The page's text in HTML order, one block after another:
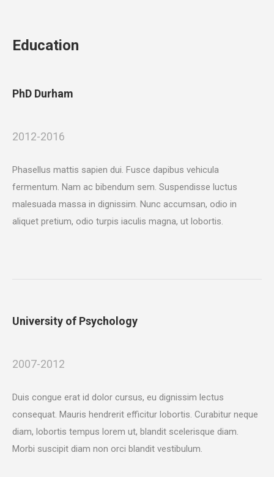
Education
PhD Durham
2012-2016
Phasellus mattis sapien dui. Fusce dapibus vehicula
fermentum. Nam ac bibendum sem. Suspendisse luctus
malesuada massa in dignissim. Nunc accumsan, odio in
aliquet pretium, odio turpis iaculis magna, ut lobortis.
University of Psychology
2007-2012
Duis congue erat id dolor cursus, eu dignissim lectus
consequat. Mauris hendrerit efficitur lobortis. Curabitur neque
diam, lobortis tempus lorem ut, blandit scelerisque diam.
Morbi suscipit diam non orci blandit vestibulum.